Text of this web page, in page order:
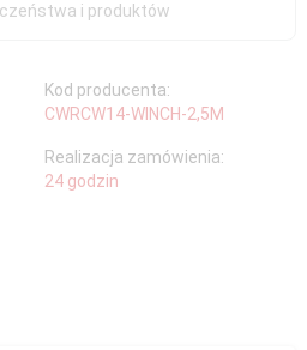
i produktów
Kod producenta:
CWRCW14-WINCH-2,5M
Realizacja zamówienia:
24 godzin